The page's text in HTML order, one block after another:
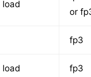
load
or
fp3
load fp3